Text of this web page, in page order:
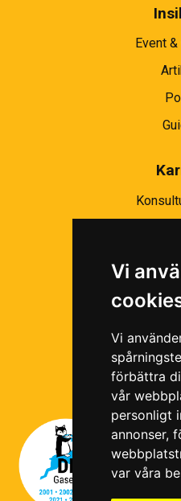
Vi
Vi
förbättra
vår
personligt
annonser,
var våra
Event